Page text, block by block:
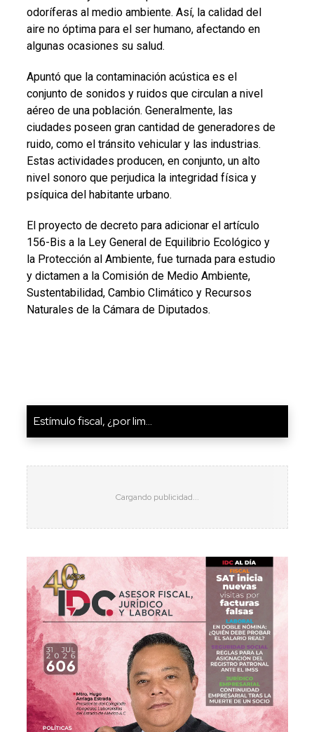
odoríferas al medio ambiente. Así, la calidad del
aire no óptima para el ser humano, afectando en
algunas ocasiones su salud.
Apuntó que la contaminación acústica es el
conjunto de sonidos y ruidos que circulan a nivel
aéreo de una población. Generalmente, las
ciudades poseen gran cantidad de generadores de
ruido, como el tránsito vehicular y las industrias.
Estas actividades producen, en conjunto, un alto
nivel sonoro que perjudica la integridad física y
psíquica del habitante urbano.
El proyecto de decreto para adicionar el artículo
156-Bis a la Ley General de Equilibrio Ecológico y
la Protección al Ambiente, fue turnada para estudio
y dictamen a la Comisión de Medio Ambiente,
Sustentabilidad, Cambio Climático y Recursos
Naturales de la Cámara de Diputados.
Estímulo fiscal, ¿por lim...